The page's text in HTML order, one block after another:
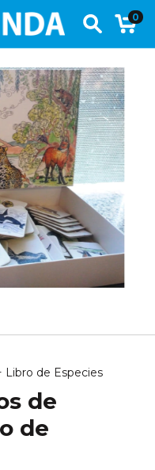
0
Libro de Especies
de
de